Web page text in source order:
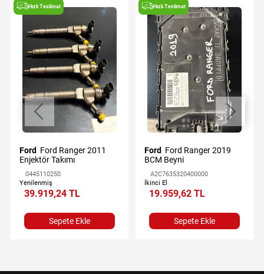
Hızlı Teslimat
Ford
Enjektör Takımı
0445110250
Yenilenmiş
39.919,24 TL
Sepete Ekle
Hızlı Teslimat
Ford
BCM Beyni
A2C7635320400000
İkinci El
19.959,62 TL
Sepete Ekle